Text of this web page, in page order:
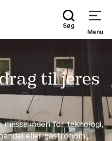
Søg
Menu
til jeres
inden for teknologi,
eller gastronomi,